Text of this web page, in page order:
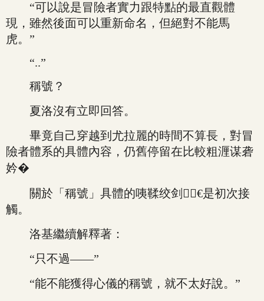
“可以說是冒險者實力跟特點的最直觀體
現，雖然後面可以重新命名，但絕對不能馬
虎。”
“..”
稱號？
夏洛沒有立即回答。
畢竟自己穿越到尤拉麗的時間不算長，對冒
險者體系的具體內容，仍舊停留在比較粗湹谋砻
妗�
關於「稱號」具體的咦鞣绞剑€是初次接
觸。
洛基繼續解釋著：
“只不過——”
“能不能獲得心儀的稱號，就不太好說。”